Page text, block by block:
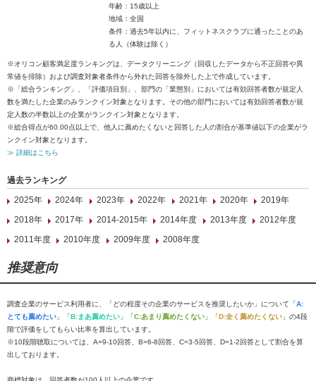
年齢：15歳以上
地域：全国
条件：過去5年以内に、フィットネスクラブに通ったことのあ
る人（体験は除く）
※オリコン顧客満足度ランキングは、データクリーニング（回収したデータから不正回答や異
常値を排除）および調査対象者条件から外れた回答を除外した上で作成しています。
※「総合ランキング」、「評価項目別」、部門の「業態別」においては有効回答者数が規定人
数を満たした企業のみランクイン対象となります。その他の部門においては有効回答者数が規
定人数の半数以上の企業がランクイン対象となります。
※総合得点が60.00点以上で、他人に薦めたくないと回答した人の割合が基準値以下の企業がラ
ンクイン対象となります。
≫ 詳細はこちら
過去ランキング
2025年
2024年 2023年 2022年 2021年 2020年
2019年
2018年
2017年 2014-2015年 2014年度 2013年度
2012年度
2011年度
2010年度 2009年度 2008年度
推奨意向
調査企業のサービス利用者に、「どの程度その企業のサービスを推奨したいか」について「A:
とても薦めたい 」「B:まあ薦めたい 」「C:あまり薦めたくない 」「D:全く薦めたくない 」の4段
階で評価をしてもらい比率を算出しています。
※10段階聴取については、A=9-10回答、B=6-8回答、C=3-5回答、D=1-2回答として割合を算
出しております。